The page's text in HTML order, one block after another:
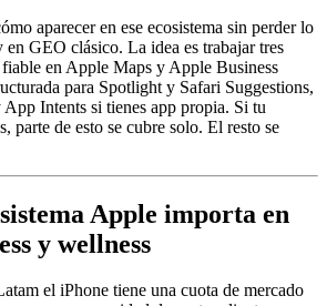
aparecer en ese ecosistema sin perder lo
en GEO clásico. La idea es trabajar tres
en Apple Maps y Apple Business
para Spotlight y Safari Suggestions,
Intents si tienes app propia. Si tu
parte de esto se cubre solo. El resto se
Apple importa en
y wellness
el iPhone tiene una cuota de mercado